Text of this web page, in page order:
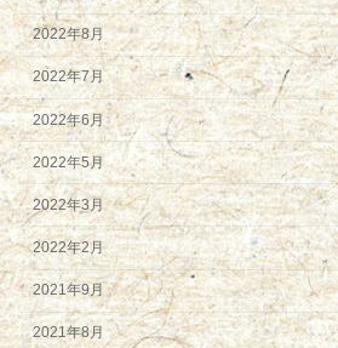
2022年8月
2022年7月
2022年6月
2022年5月
2022年3月
2022年2月
2021年9月
2021年8月